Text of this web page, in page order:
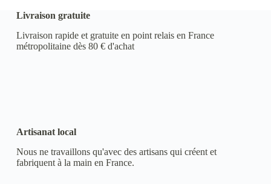
Livraison gratuite
Livraison rapide et gratuite en point relais en France
métropolitaine dès 80 € d'achat
Artisanat local
Nous ne travaillons qu'avec des artisans qui créent et
fabriquent à la main en France.